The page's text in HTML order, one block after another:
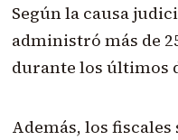
Según la causa
administró más de
durante los últimos
Además, los